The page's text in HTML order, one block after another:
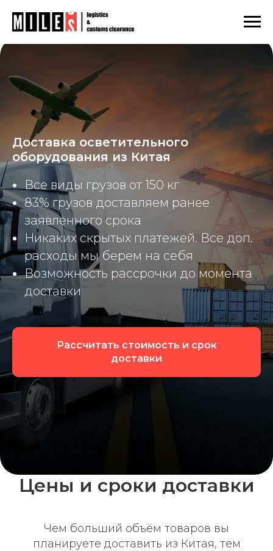
Главная / Азия / Китай
Доставка осветительного оборудования из Китая
Доставка осветительного
оборудования из Китая
Все виды грузов от 150 кг
83% грузов доставляем ранее
заявленного срока
Никаких скрытых платежей. Все доп.
расходы мы берем на себя
Возможность рассрочки до момента
доставки
Рассчитать стоимость и срок
доставки
Цены и сроки доставки
Чем больший объём товаров вы
планируете доставить из Китая, тем